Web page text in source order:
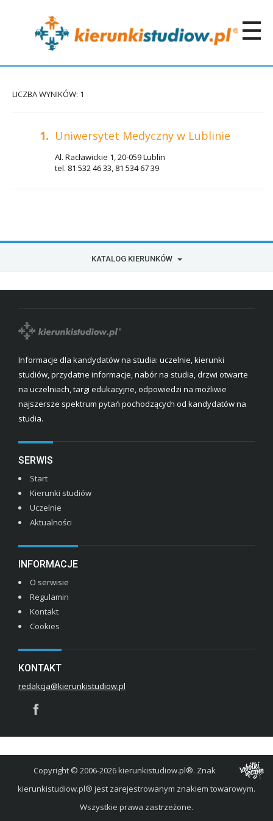
LICZBA WYNIKÓW: 1
1. Uniwersytet Medyczny w Lublinie
Al. Racławickie 1, 20-059 Lublin
tel. 81 532 46 33, 81 534 67 39
KATALOG KIERUNKÓW
Informacje dla kandydatów na studia: uczelnie, kierunki
studiów, przydatne informacje, nabór na studia, drzwi otwarte
na uczelniach, targi edukacyjne, odpowiedzi na możliwie
najszersze spektrum pytań pochodzących od kandydatów na
studia.
SERWIS
Start
Kierunki studiów
Uczelnie
Aktualności
INFORMACJE
O serwisie
Regulamin
Kontakt
Cookies
KONTAKT
redakcja@kierunkistudiow.pl
Copyright © 2006-2026 kierunkistudiow.pl®. Znak
kierunkistudiow.pl® jest zarejestrowanym znakiem towarowym.
Wszystkie prawa zastrzeżone.